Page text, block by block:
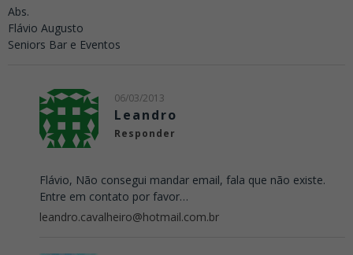
Abs.
Flávio Augusto
Seniors Bar e Eventos
06/03/2013
Leandro
Responder
Flávio, Não consegui mandar email, fala que não existe.
Entre em contato por favor…
leandro.cavalheiro@hotmail.com.br